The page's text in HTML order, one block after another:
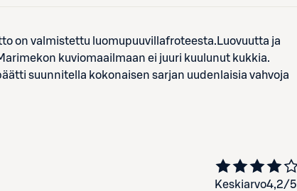
on valmistettu luomupuuvillafroteesta.Luovuutta ja
kuviomaailmaan ei juuri kuulunut kukkia.
suunnitella kokonaisen sarjan uudenlaisia vahvoja
Keskiarvo4,2/5